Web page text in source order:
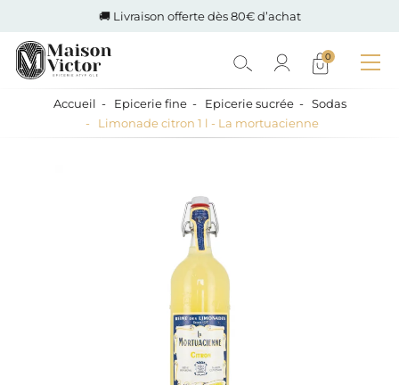
🚚 Livraison offerte dès 80€ d’achat
0
Accueil Epicerie fine Epicerie sucrée
Sodas
Limonade citron 1 l - La mortuacienne